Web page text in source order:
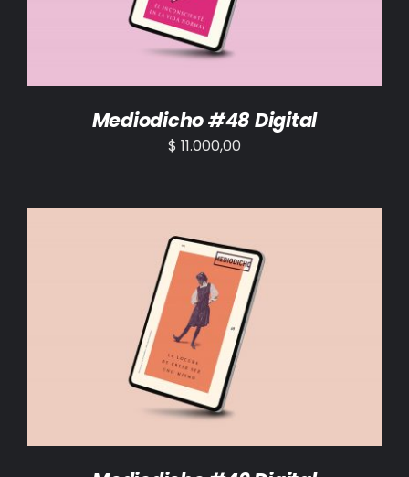
Mediodicho #48 Digital
$ 11.000,00
AÑADIR AL CARRITO /